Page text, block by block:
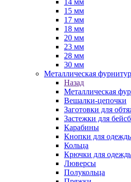
14 мм
15 мм
17 мм
18 мм
20 мм
23 мм
28 мм
30 мм
Металлическая
Назад
Металлическая
Вешалки-цепочки
Заготовки для
Застежки для
Карабины
Кнопки для
Кольца
Крючки для
Люверсы
Полукольца